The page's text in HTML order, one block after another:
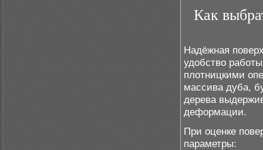
Как
Надёжная
удобство
плотницкими
массива дуба,
дерева
деформации.
При оценке
параметры: